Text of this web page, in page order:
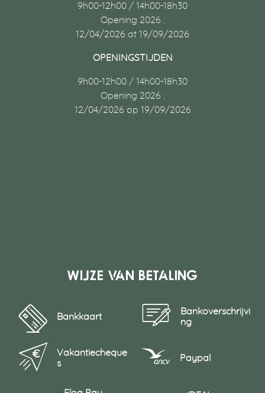
9h00-12h00 / 14h00-18h30
Opening 2026 :
12/04/2026 at 19/09/2026
OPENINGSTIJDEN
9h00-12h00 / 14h00-18h30
Opening 2026 :
12/04/2026 op 19/09/2026
Wijze van betaling
Bankkaart
Bankoverschrijvi
ng
Vakantiecheque
s
Paypal